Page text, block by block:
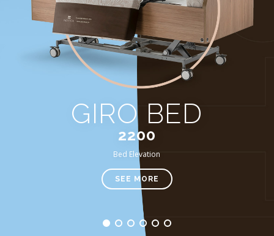
GIRO BED
2200
Bed Elevation
SEE MORE